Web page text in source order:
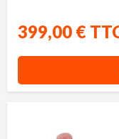
399,00 €